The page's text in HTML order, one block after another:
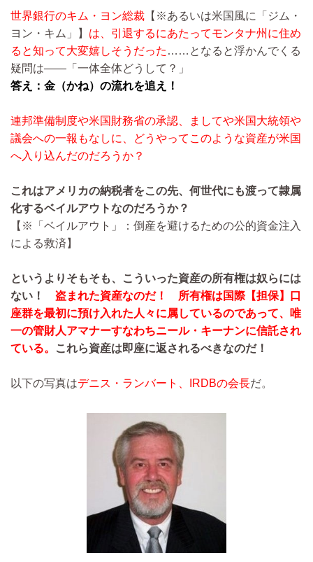
世界銀行のキム・ヨン総裁 【※あるいは米国風に「ジム・
ヨン・​キム」】 は、引退するにあたってモンタナ州に住め
ると知って大変嬉しそうだった ……となると浮かんでくる
疑問は――「一体全体どうして？」
答え：金（かね）の流れを追え！
連邦準備制度や米国財務省の承認、ましてや米国大統領や
議会への一報もなしに、どうやってこのような資産が米国
へ入り込んだのだろうか？
これはアメリカの納税者をこの先、何世代にも渡って隷属
化するベイルアウトなのだろうか？
【※「ベイルアウト」：倒産を避けるための公的資金注入
による救済】
というよりそもそも、こういった資産の所有権は奴らには
ない！ 盗まれた資産なのだ！ 所有権は国際【担保】口
座群を最初に預け入れた人々に属しているのであって、唯
一の管財人アマナーすなわちニール・キーナンに信託され
ている。
これら資産は即座に返されるべきなのだ！
以下の写真はデニス・ランバート、IRDBの会長だ。